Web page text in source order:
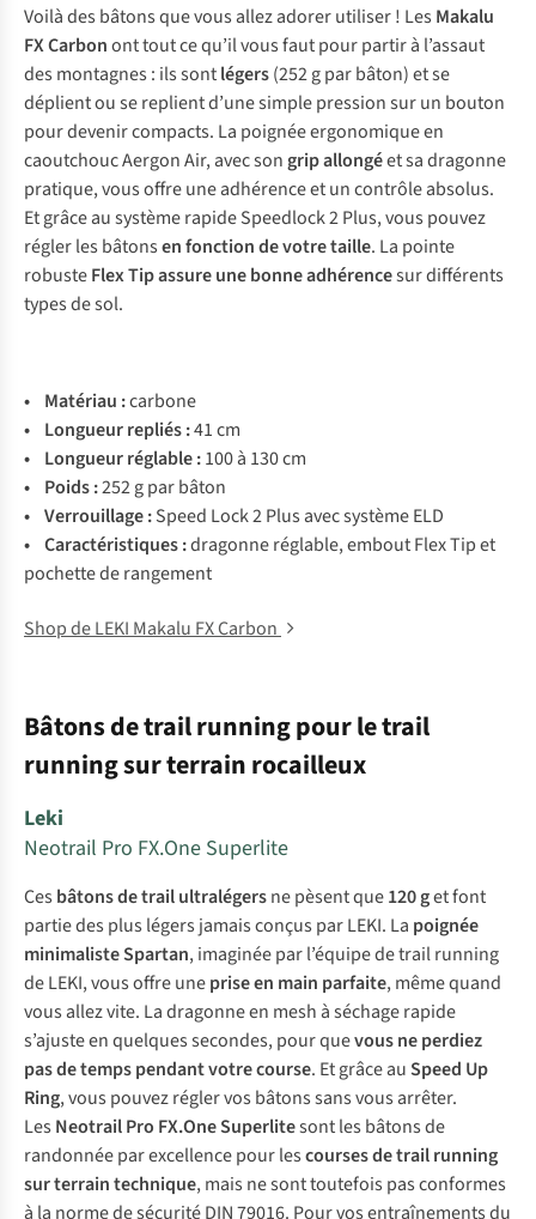
Voilà des bâtons que vous allez adorer utiliser ! Les Makalu
FX Carbonont tout ce qu’il vous faut pour partir à l’assaut
des montagnes : ils sontlégers(252 g par bâton) et se
déplient ou se replient d’une simple pression sur un bouton
pour devenir compacts. La poignée ergonomique en
caoutchouc Aergon Air, avec son grip allongéet sa dragonne
pratique, vous offre une adhérence et un contrôle absolus.
Et grâce au système rapide Speedlock 2 Plus, vous pouvez
régler les bâtonsen fonction de votre taille. La pointe
robusteFlex Tip assure une bonne adhérencesur différents
types de sol.
• Matériau :carbone
• Longueur repliés :41 cm
• Longueur réglable :100 à 130 cm
• Poids :252 g par bâton
• Verrouillage :Speed Lock 2 Plus avec système ELD
• Caractéristiques :dragonne réglable, embout Flex Tip et
pochette de rangement
Shop de LEKI Makalu FX Carbon
Bâtons de trail running pour le trail
running sur terrain rocailleux
Leki
Neotrail Pro FX.One Superlite
Ces bâtons de trail ultralégersne pèsent que120 get font
partie des plus légers jamais conçus par LEKI. La poignée
minimaliste Spartan, imaginée par l’équipe de trail running
de LEKI, vous offre uneprise en main parfaite, même quand
vous allez vite. La dragonne en mesh à séchage rapide
s’ajuste en quelques secondes, pour quevous ne perdiez
pas de temps pendant votre course. Et grâce auSpeed Up
Ring, vous pouvez régler vos bâtons sans vous arrêter.
Les Neotrail Pro FX.One Superlitesont les bâtons de
randonnée par excellence pour lescourses de trail running
sur terrain technique, mais ne sont toutefois pas conformes
à la norme de sécurité DIN 79016. Pour vos entraînements du